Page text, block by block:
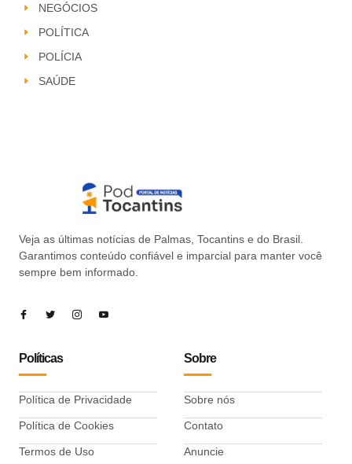
NEGÓCIOS
POLÍTICA
POLÍCIA
SAÚDE
Veja as últimas notícias de Palmas, Tocantins e do Brasil.
Garantimos conteúdo confiável e imparcial para manter você
sempre bem informado.
Políticas
Política de Privacidade
Política de Cookies
Termos de Uso
Sobre
Sobre nós
Contato
Anuncie